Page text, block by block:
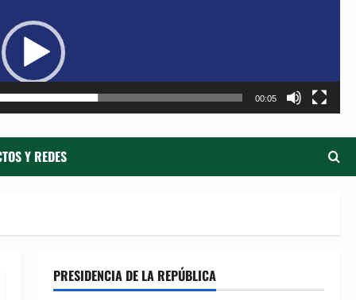
00:05
Y REDES
PRESIDENCIA DE LA REPÚBLICA